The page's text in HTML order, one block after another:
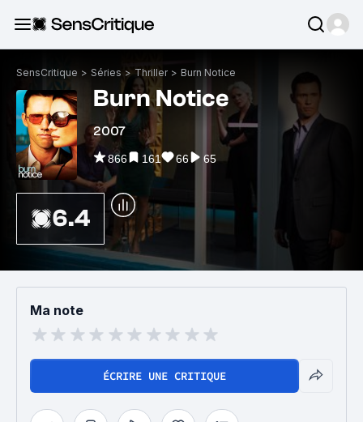
SensCritique > Séries > Thriller > Burn Notice
Burn Notice
2007
866 161 66 65
6.4
Ma note
ÉCRIRE UNE CRITIQUE